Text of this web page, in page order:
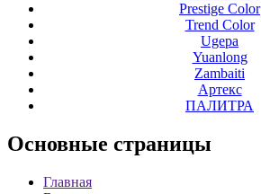
Prestige Color
Trend Color
Ugepa
Yuanlong
Zambaiti
Артекс
ПАЛИТРА
Основные страницы
Главная